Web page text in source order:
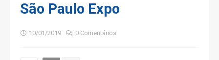
São Paulo Expo
10/01/2019 0 Comentários